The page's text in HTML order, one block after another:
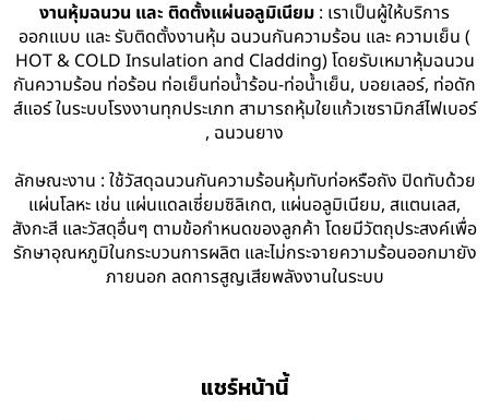
งานหุ้มฉนวน และ ติดตั้งแผ่นอลูมิเนียม : เราเป็นผู้ให้บริการ
ออกแบบ และ รับติดตั้งงานหุ้ม ฉนวนกันความร้อน และ ความเย็น (
HOT & COLD Insulation and Cladding) โดยรับเหมาหุ้มฉนวน
กันความร้อน ท่อร้อน ท่อเย็นท่อน้ำร้อน-ท่อน้ำเย็น, บอยเลอร์, ท่อดัก
ส์แอร์ ในระบบโรงงานทุกประเภท สามารถหุ้มใยแก้วเซรามิกส์ไฟเบอร์
, ฉนวนยาง
ลักษณะงาน : ใช้วัสดุฉนวนกันความร้อนหุ้มทับท่อหรือถัง ปิดทับด้วย
แผ่นโลหะ เช่น แผ่นแดลเซี่ยมซิลิเกต, แผ่นอลูมิเนียม, สแตนเลส,
สังกะสี และวัสดุอื่นๆ ตามข้อกำหนดของลูกค้า โดยมีวัตถุประสงค์เพื่อ
รักษาอุณหภูมิในกระบวนการผลิต และไม่กระจายความร้อนออกมายัง
ภายนอก ลดการสูญเสียพลังงานในระบบ
แชร์หน้านี้